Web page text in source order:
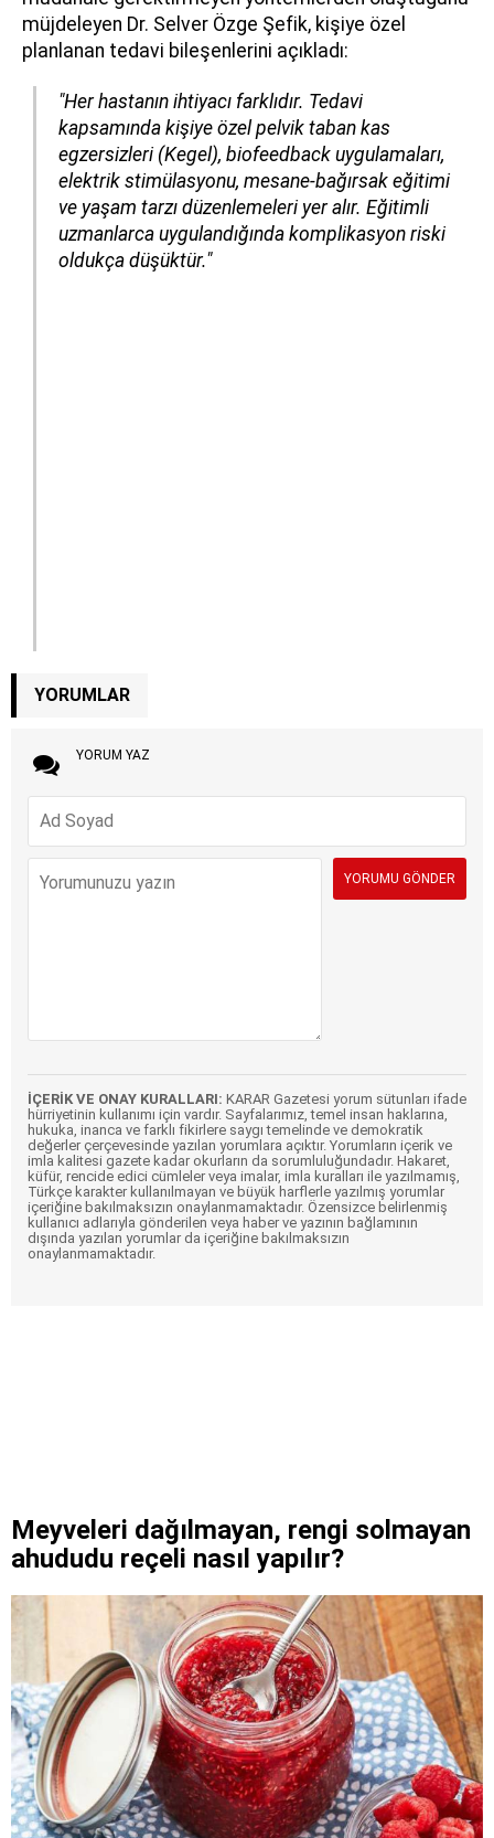
müjdeleyen Dr. Selver Özge Şefik, kişiye özel
planlanan tedavi bileşenlerini açıkladı:
"Her hastanın ihtiyacı farklıdır. Tedavi
kapsamında kişiye özel pelvik taban kas
egzersizleri (Kegel), biofeedback uygulamaları,
elektrik stimülasyonu, mesane-bağırsak eğitimi
ve yaşam tarzı düzenlemeleri yer alır. Eğitimli
uzmanlarca uygulandığında komplikasyon riski
oldukça düşüktür."
YORUMLAR
YORUM YAZ
İÇERİK VE ONAY KURALLARI: KARAR Gazetesi yorum sütunları ifade
hürriyetinin kullanımı için vardır. Sayfalarımız, temel insan haklarına,
hukuka, inanca ve farklı fikirlere saygı temelinde ve demokratik
değerler çerçevesinde yazılan yorumlara açıktır. Yorumların içerik ve
imla kalitesi gazete kadar okurların da sorumluluğundadır. Hakaret,
küfür, rencide edici cümleler veya imalar, imla kuralları ile yazılmamış,
Türkçe karakter kullanılmayan ve büyük harflerle yazılmış yorumlar
içeriğine bakılmaksızın onaylanmamaktadır. Özensizce belirlenmiş
kullanıcı adlarıyla gönderilen veya haber ve yazının bağlamının
dışında yazılan yorumlar da içeriğine bakılmaksızın
onaylanmamaktadır.
Meyveleri dağılmayan, rengi solmayan
ahududu reçeli nasıl yapılır?